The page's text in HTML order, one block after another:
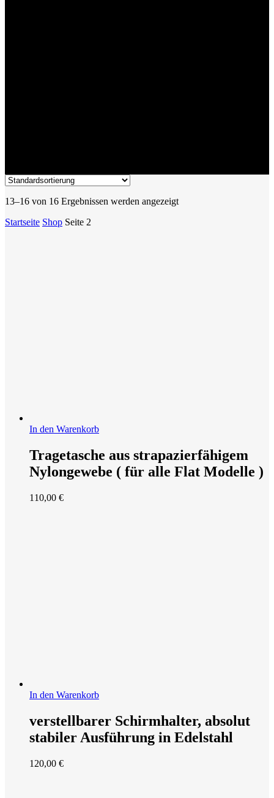
13–16 von 16 Ergebnissen werden angezeigt
Startseite Shop Seite 2
In den Warenkorb
Tragetasche aus strapazierfähigem
Nylongewebe ( für alle Flat Modelle )
110,00 €
In den Warenkorb
verstellbarer Schirmhalter, absolut
stabiler Ausführung in Edelstahl
120,00 €